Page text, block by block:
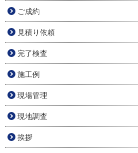
ご成約
見積り依頼
完了検査
施工例
現場管理
現地調査
挨拶